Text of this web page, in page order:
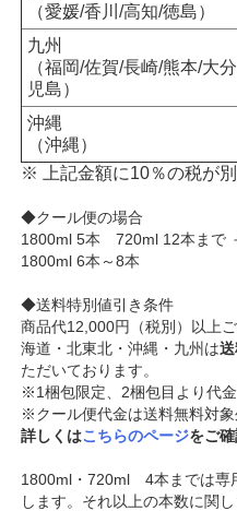
（愛媛/香川/高知/徳島）
九州
（福岡/佐賀/長崎/熊本/大
児島）
沖縄
（沖縄）
※ 上記金額に10％の税が別
◆クール便の場合
1800ml 5本 720ml 12本まで
1800ml 6本～8本 ＋
◆送料特別値引き条件
商品代12,000円（税別）以上
海道・北東北・沖縄・九州は
ただいております。
※1梱包限定、2梱包目より代金
※クール便代金は送料無料対象
詳しくはこちらのページをご確
1800ml・720ml 4本までは専
します。それ以上の本数に関